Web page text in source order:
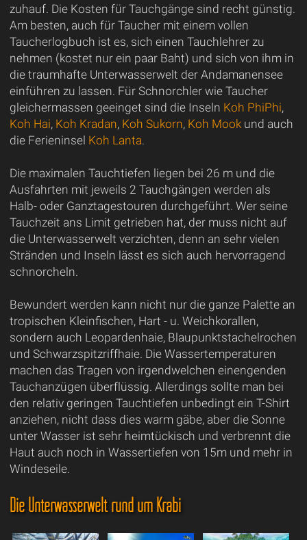
zuhauf. Die Kosten für Tauchgänge sind recht günstig.
Am besten, auch für Taucher mit einem vollen
Taucherlogbuch ist es, sich einen Tauchlehrer zu
nehmen (kostet nur ein paar Baht) und sich von ihm in
die traumhafte Unterwasserwelt der Andamanensee
einführen zu lassen. Für Schnorchler wie Taucher
gleichermassen geeinget sind die Inseln Koh PhiPhi,
Koh Hai, Koh Kradan, Koh Sukorn, Koh Mook und auch
die Ferieninsel Koh Lanta.
Die maximalen Tauchtiefen liegen bei 26 m und die
Ausfahrten mit jeweils 2 Tauchgängen werden als
Halb- oder Ganztagestouren durchgeführt. Wer seine
Tauchzeit ans Limit getrieben hat, der muss nicht auf
die Unterwasserwelt verzichten, denn an sehr vielen
Stränden und Inseln lässt es sich auch hervorragend
schnorcheln.
Bewundert werden kann nicht nur die ganze Palette an
tropischen Kleinfischen, Hart - u. Weichkorallen,
sondern auch Leopardenhaie, Blaupunktstachelrochen
und Schwarzspitzriffhaie. Die Wassertemperaturen
machen das Tragen von irgendwelchen einengenden
Tauchanzügen überflüssig. Allerdings sollte man bei
den relativ geringen Tauchtiefen unbedingt ein T-Shirt
anziehen, nicht dass dies warm gäbe, aber die Sonne
unter Wasser ist sehr heimtückisch und verbrennt die
Haut auch noch in Wassertiefen von 15m und mehr in
Windeseile.
Die Unterwasserwelt rund um Krabi